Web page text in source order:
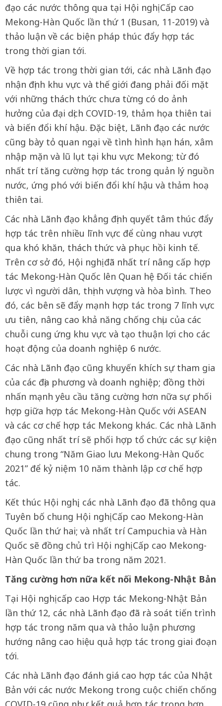
đạo các nước thông qua tại Hội nghị Cấp cao
Mekong-Hàn Quốc lần thứ 1 (Busan, 11-2019) và
thảo luận về các biện pháp thúc đẩy hợp tác
trong thời gian tới.
Về hợp tác trong thời gian tới, các nhà Lãnh đạo
nhận định khu vực và thế giới đang phải đối mặt
với những thách thức chưa từng có do ảnh
hưởng của đại dịch COVID-19, thảm họa thiên tai
và biến đổi khí hậu. Đặc biệt, Lãnh đạo các nước
cũng bày tỏ quan ngại về tình hình hạn hán, xâm
nhập mặn và lũ lụt tại khu vực Mekong; từ đó
nhất trí tăng cường hợp tác trong quản lý nguồn
nước, ứng phó với biến đổi khí hậu và thảm hoạ
thiên tai.
Các nhà Lãnh đạo khẳng định quyết tâm thúc đẩy
hợp tác trên nhiều lĩnh vực để cùng nhau vượt
qua khó khăn, thách thức và phục hồi kinh tế.
Trên cơ sở đó, Hội nghị đã nhất trí nâng cấp hợp
tác Mekong-Hàn Quốc lên Quan hệ Đối tác chiến
lược vì người dân, thịnh vượng và hòa bình. Theo
đó, các bên sẽ đẩy mạnh hợp tác trong 7 lĩnh vực
ưu tiên, nâng cao khả năng chống chịu của các
chuỗi cung ứng khu vực và tạo thuận lợi cho các
hoạt động của doanh nghiệp 6 nước.
Các nhà Lãnh đạo cũng khuyến khích sự tham gia
của các địa phương và doanh nghiệp; đồng thời
nhấn mạnh yêu cầu tăng cường hơn nữa sự phối
hợp giữa hợp tác Mekong-Hàn Quốc với ASEAN
và các cơ chế hợp tác Mekong khác. Các nhà Lãnh
đạo cũng nhất trí sẽ phối hợp tổ chức các sự kiện
chung trong “Năm Giao lưu Mekong-Hàn Quốc
2021” để kỷ niệm 10 năm thành lập cơ chế hợp
tác.
Kết thúc Hội nghị, các nhà Lãnh đạo đã thông qua
Tuyên bố chung Hội nghị Cấp cao Mekong-Hàn
Quốc lần thứ hai; và nhất trí Campuchia và Hàn
Quốc sẽ đồng chủ trì Hội nghị Cấp cao Mekong-
Hàn Quốc lần thứ ba trong năm 2021.
Tăng cường hơn nữa kết nối Mekong-Nhật Bản
Tại Hội nghị cấp cao Hợp tác Mekong-Nhật Bản
lần thứ 12, các nhà Lãnh đạo đã rà soát tiến trình
hợp tác trong năm qua và thảo luận phương
hướng nâng cao hiệu quả hợp tác trong giai đoạn
tới.
Các nhà Lãnh đạo đánh giá cao hợp tác của Nhật
Bản với các nước Mekong trong cuộc chiến chống